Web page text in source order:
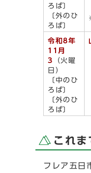
ろば〕
〔外のひ
ろば〕
令和8年
11月
3
（火曜
日）
〔中のひ
ろば〕
〔外のひ
ろば〕
これま
フレア五日